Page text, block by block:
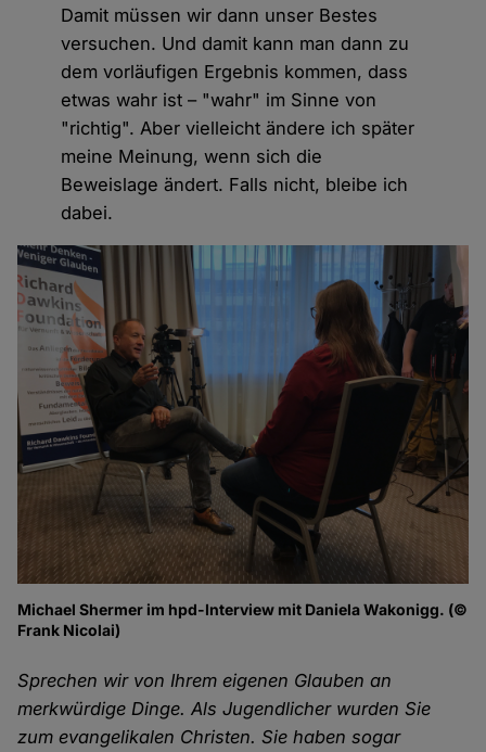
Damit müssen wir dann unser Bestes
versuchen. Und damit kann man dann zu
dem vorläufigen Ergebnis kommen, dass
etwas wahr ist – "wahr" im Sinne von
"richtig". Aber vielleicht ändere ich später
meine Meinung, wenn sich die
Beweislage ändert. Falls nicht, bleibe ich
dabei.
Michael Shermer im hpd-Interview mit Daniela Wakonigg. (©
Frank Nicolai)
Sprechen wir von Ihrem eigenen Glauben an
merkwürdige Dinge. Als Jugendlicher wurden Sie
zum evangelikalen Christen. Sie haben sogar